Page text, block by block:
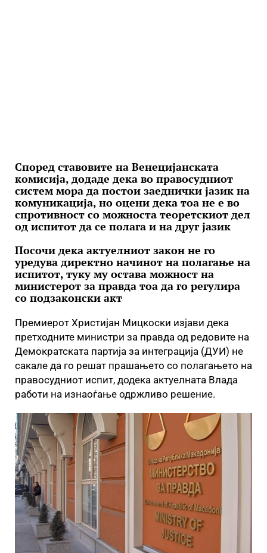
Според ставовите на Венецијанската
комисија, додаде дека во правосудниот
систем мора да постои заеднички јазик на
комуникација, но оцени дека тоа не е во
спротивност со можноста теоретскиот дел
од испитот да се полага и на друг јазик
Посочи дека актуелниот закон не го
уредува директно начинот на полагање на
испитот, туку му остава можност на
министерот за правда тоа да го регулира
со подзаконски акт
Премиерот Христијан Мицкоски изјави дека
претходните министри за правда од редовите на
Демократската партија за интеграција (ДУИ) не
сакале да го решат прашањето со полагањето на
правосудниот испит, додека актуелната Влада
работи на изнаоѓање одржливо решение.